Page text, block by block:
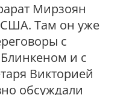
Мирзоян
США. Там он уже
с
и с
Викторией
обсуждали